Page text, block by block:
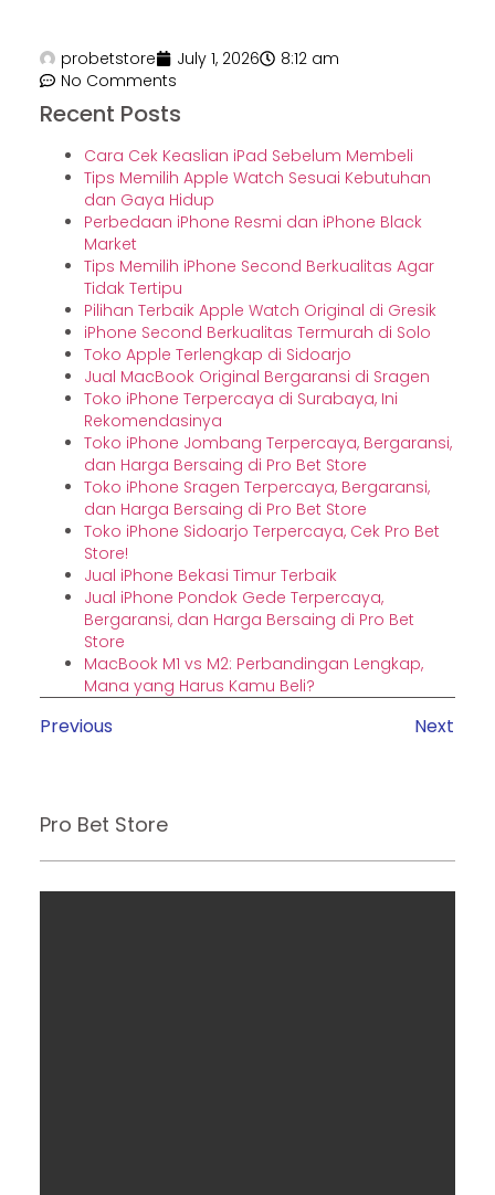
probetstore July 1, 2026
8:12 am
No Comments
Recent Posts
Cara Cek Keaslian iPad Sebelum Membeli
Tips Memilih Apple Watch Sesuai Kebutuhan
dan Gaya Hidup
Perbedaan iPhone Resmi dan iPhone Black
Market
Tips Memilih iPhone Second Berkualitas Agar
Tidak Tertipu
Pilihan Terbaik Apple Watch Original di Gresik
iPhone Second Berkualitas Termurah di Solo
Toko Apple Terlengkap di Sidoarjo
Jual MacBook Original Bergaransi di Sragen
Toko iPhone Terpercaya di Surabaya, Ini
Rekomendasinya
Toko iPhone Jombang Terpercaya, Bergaransi,
dan Harga Bersaing di Pro Bet Store
Toko iPhone Sragen Terpercaya, Bergaransi,
dan Harga Bersaing di Pro Bet Store
Toko iPhone Sidoarjo Terpercaya, Cek Pro Bet
Store!
Jual iPhone Bekasi Timur Terbaik
Jual iPhone Pondok Gede Terpercaya,
Bergaransi, dan Harga Bersaing di Pro Bet
Store
MacBook M1 vs M2: Perbandingan Lengkap,
Mana yang Harus Kamu Beli?
Previous Next
Pro Bet Store